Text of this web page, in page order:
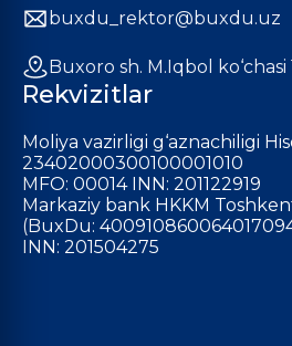
buxdu_rektor@buxdu.uz
Buxoro sh. M.Iqbol ko‘chasi
Rekvizitlar
Moliya vazirligi g‘aznachiligi
23402000300100001010
MFO: 00014 INN: 201122919
Markaziy bank HKKM
(BuxDu:
INN: 201504275